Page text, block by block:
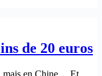
de 20 euros